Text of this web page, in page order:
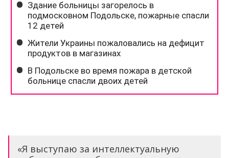
«Я выступаю за интеллектуальную